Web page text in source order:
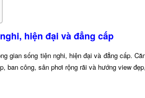
hiện đại và đẳng cấp
gian sống tiện nghi, hiện đại và đẳng cấp.
ban công, sân phơi rộng rãi và hướng view